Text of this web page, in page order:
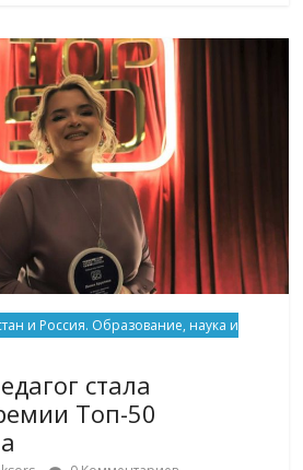
и Россия. Образование, наука и
стала
Топ-50